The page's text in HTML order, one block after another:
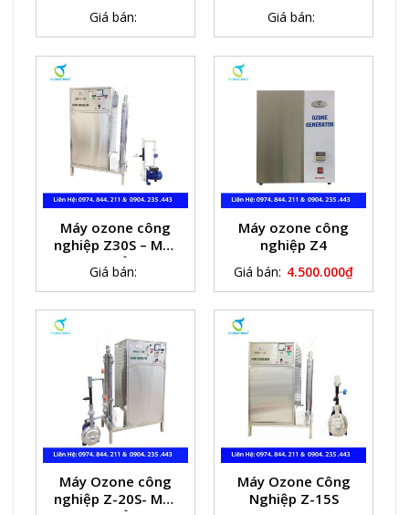
Giá bán: Giá bán:
Máy ozone công
nghiệp Z30S – Máy
ozone khử trùng
nước bể bơi
Giá bán:
Máy ozone công
nghiệp Z4
Giá bán: 4.500.000₫
Máy Ozone công
nghiệp Z-20S- Máy
Máy Ozone Công
Nghiệp Z-15S